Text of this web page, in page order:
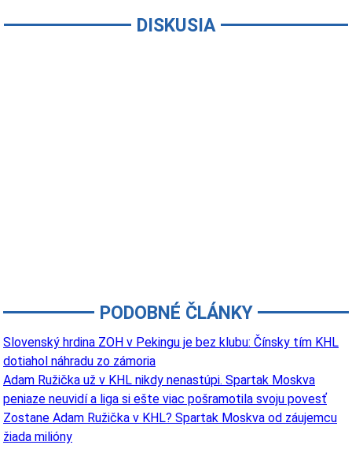
DISKUSIA
PODOBNÉ ČLÁNKY
Slovenský hrdina ZOH v Pekingu je bez klubu: Čínsky tím KHL
dotiahol náhradu zo zámoria
Adam Ružička už v KHL nikdy nenastúpi. Spartak Moskva
peniaze neuvidí a liga si ešte viac pošramotila svoju povesť
Zostane Adam Ružička v KHL? Spartak Moskva od záujemcu
žiada milióny